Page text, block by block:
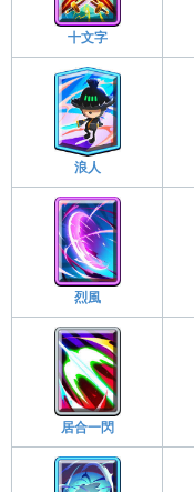
十文字
浪人
烈風
居合一閃